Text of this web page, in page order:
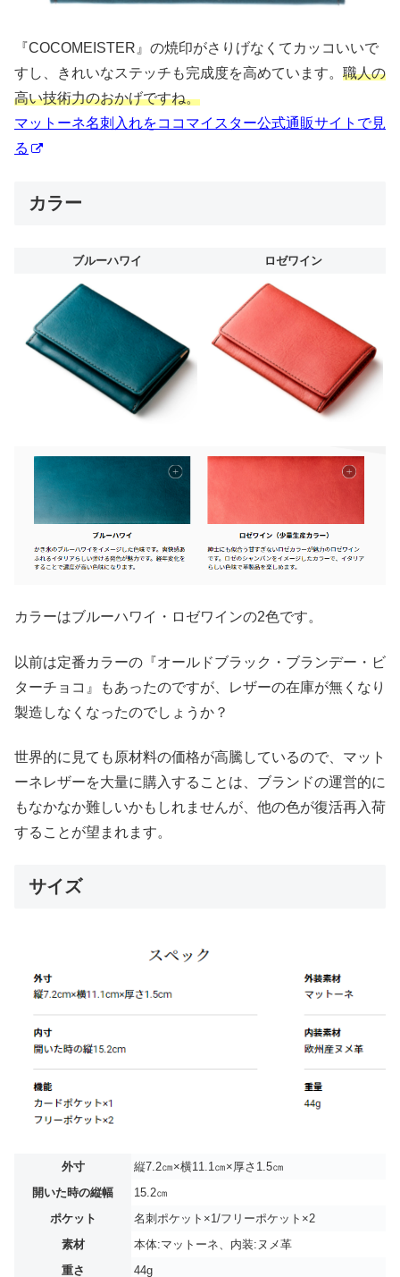
『COCOMEISTER』の焼印がさりげなくてカッコいいで
すし、きれいなステッチも完成度を高めています。 職人の
高い技術力のおかげですね。
マットーネ名刺入れをココマイスター公式通販サイトで見
る
カラー
ブルーハワイ ロゼワイン
カラーはブルーハワイ・ロゼワインの2色です。
以前は定番カラーの『オールドブラック・ブランデー・ビ
ターチョコ』もあったのですが、レザーの在庫が無くなり
製造しなくなったのでしょうか？
世界的に見ても原材料の価格が高騰しているので、マット
ーネレザーを大量に購入することは、ブランドの運営的に
もなかなか難しいかもしれませんが、他の色が復活再入荷
することが望まれます。
サイズ
外寸
縦7.2㎝×横11.1㎝×厚さ1.5㎝
開いた時の縦幅
15.2㎝
ポケット
名刺ポケット×1/フリーポケット×2
素材
本体:マットーネ、内装:ヌメ革
重さ
44g